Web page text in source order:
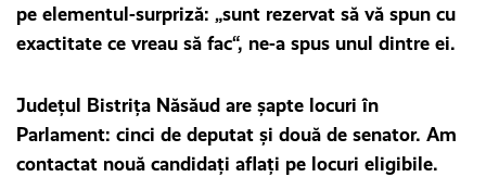
pe elementul-surpriză: „sunt rezervat să vă spun cu
exactitate ce vreau să fac“, ne-a spus unul dintre ei.
Judeţul Bistriţa Năsăud are şapte locuri în
Parlament: cinci de deputat şi două de senator. Am
contactat nouă candidaţi aflaţi pe locuri eligibile.